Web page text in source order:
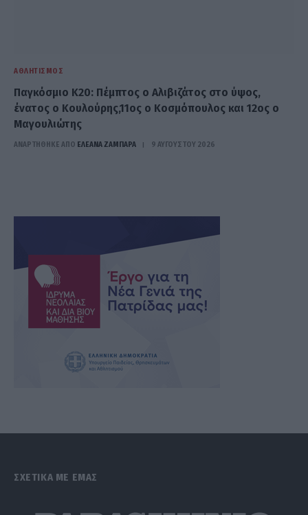
ΑΘΛΗΤΙΣΜΌΣ
Παγκόσμιο Κ20: Πέμπτος ο Αλιβιζάτος στο ύψος,
ένατος ο Κουλούρης,11ος ο Κοσμόπουλος και 12ος ο
Μαγουλιώτης
ΑΝΑΡΤΗΘΗΚΕ ΑΠΟ ΕΛΕΑΝΑ ΖΑΜΠΑΡΑ 9 ΑΥΓΟΎΣΤΟΥ 2026
ΣΧΕΤΙΚΑ ΜΕ ΕΜΑΣ